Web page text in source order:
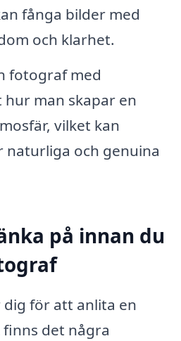
fånga bilder med
och klarhet.
fotograf med
man skapar en
vilket kan
naturliga och genuina
på innan du
för att anlita en
det några